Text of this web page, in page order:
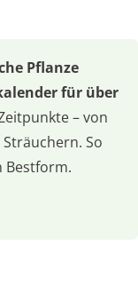
Pflanze
für über
– von
So
Bestform.